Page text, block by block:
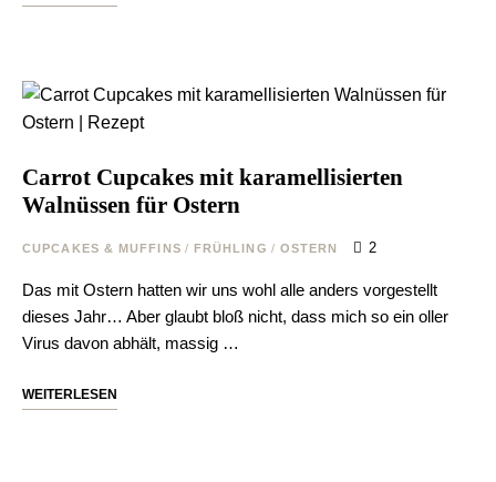
Carrot Cupcakes mit karamellisierten
Walnüssen für Ostern
CUPCAKES & MUFFINS / FRÜHLING / OSTERN 2
Das mit Ostern hatten wir uns wohl alle anders vorgestellt
dieses Jahr… Aber glaubt bloß nicht, dass mich so ein oller
Virus davon abhält, massig …
WEITERLESEN